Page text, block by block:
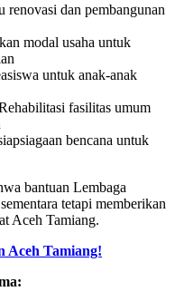
renovasi dan pembangunan
modal usaha untuk
untuk anak-anak
fasilitas umum
bencana untuk
bantuan Lembaga
tetapi memberikan
Aceh Tamiang.
Aceh Tamiang!